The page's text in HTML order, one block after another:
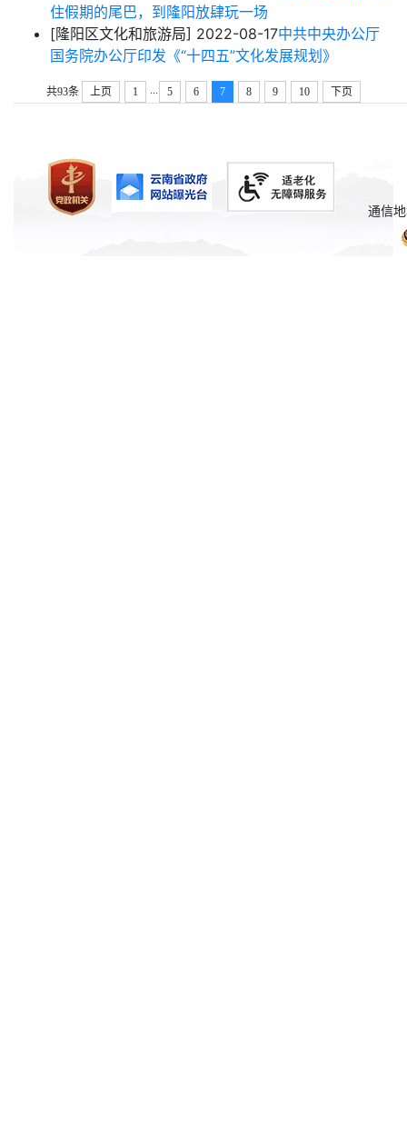
住假期的尾巴，到隆阳放肆玩一场
[隆阳区文化和旅游局] 2022-08-17中共中央办公厅
国务院办公厅印发《“十四五”文化发展规划》
共93条 上页 1 ... 5 6 7 8 9 10 下页
通信